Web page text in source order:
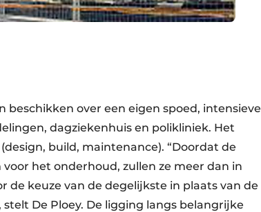
beschikken over een eigen spoed, intensieve
dagziekenhuis en polikliniek. Het
build, maintenance). “Doordat de
het onderhoud, zullen ze meer dan in
keuze van de degelijkste in plaats van de
De Ploey. De ligging langs belangrijke